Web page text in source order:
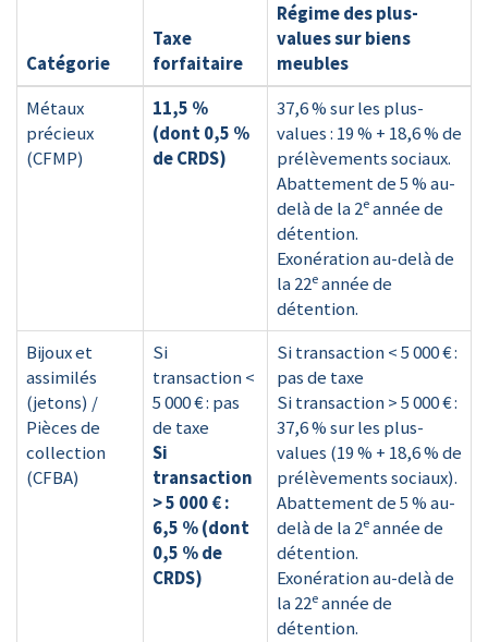
Catégorie
Taxe
forfaitaire
Régime des plus-
values sur biens
meubles
Métaux
précieux
(CFMP)
11,5 %
(dont 0,5 %
de CRDS)
37,6 % sur les plus-
values : 19 % + 18,6 % de
prélèvements sociaux.
Abattement de 5 % au-
delà de la 2e année de
détention.
Exonération au-delà de
la 22e année de
détention.
Bijoux et
assimilés
(jetons) /
Pièces de
collection
(CFBA)
Si
transaction <
5 000 € : pas
de taxe
Si
transaction
> 5 000 € :
6,5 % (dont
0,5 % de
CRDS)
Si transaction < 5 000 € :
pas de taxe
Si transaction > 5 000 € :
37,6 % sur les plus-
values (19 % + 18,6 % de
prélèvements sociaux).
Abattement de 5 % au-
delà de la 2e année de
détention.
Exonération au-delà de
la 22e année de
détention.